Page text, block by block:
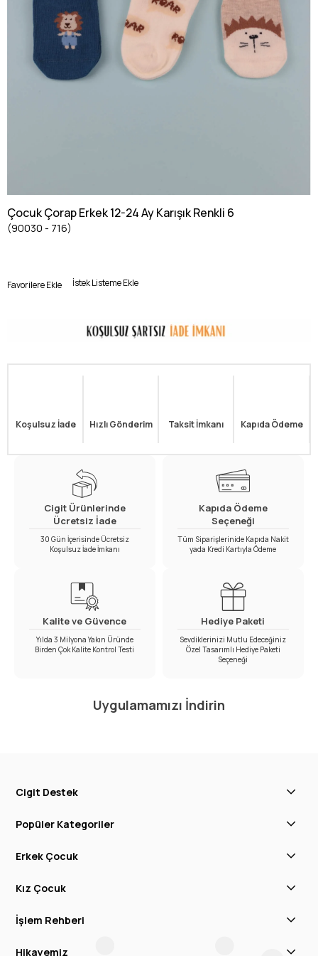
Çocuk Çorap Erkek 12-24 Ay Karışık Renkli 6
(90030 - 716)
Favorilere Ekle İstek Listeme Ekle
Koşulsuz İade Hızlı Gönderim Taksit İmkanı Kapıda Ödeme
Cigit Ürünlerinde
Ücretsiz İade
30 Gün İçerisinde Ücretsiz
Koşulsuz İade İmkanı
Kapıda Ödeme
Seçeneği
Tüm Siparişlerinide Kapıda Nakit
yada Kredi Kartıyla Ödeme
Kalite ve Güvence
Yılda 3 Milyona Yakın Üründe
Birden Çok Kalite Kontrol Testi
Hediye Paketi
Sevdiklerinizi Mutlu Edeceğiniz
Özel Tasarımlı Hediye Paketi
Seçeneği
Uygulamamızı İndirin
Cigit Destek
Popüler Kategoriler
Erkek Çocuk
Kız Çocuk
İşlem Rehberi
Hikayemiz